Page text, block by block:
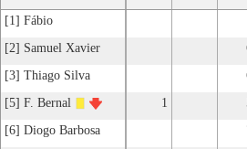
[1] Fábio
[2] Samuel Xavier
[3] Thiago Silva
[5] F. Bernal
1
[6] Diogo Barbosa